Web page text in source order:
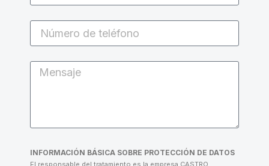
INFORMACIÓN BÁSICA SOBRE PROTECCIÓN DE DATOS
El responsable del tratamiento es la empresa CASTRO